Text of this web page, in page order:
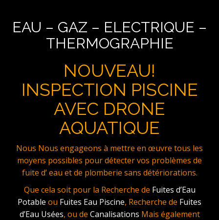
EAU – GAZ – ELECTRIQUE –
THERMOGRAPHIE
NOUVEAU!
INSPECTION PISCINE
AVEC DRONE
AQUATIQUE
Nous Nous engageons à mettre en œuvre tous les
moyens possibles pour détecter vos problèmes de
fuite d’ eau et de plomberie sans détériorations.
Que cela soit pour la Recherche de Fuites d’Eau
Potable ou Fuites Eau Piscine, Recherche de Fuites
d’Eau Usées, ou de Canalisations Mais également